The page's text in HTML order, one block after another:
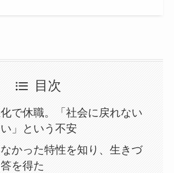
目次
で休職。「社会に戻れない
」という不安
かった特性を知り、生きづ
を得た